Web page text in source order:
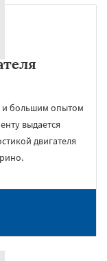
и большим опытом
выдается
двигателя